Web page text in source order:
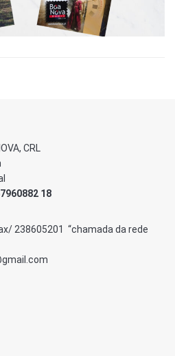
CRL
18
238605201 “chamada da rede